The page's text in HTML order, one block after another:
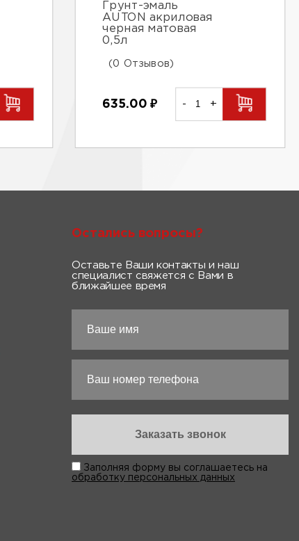
Грунт-эмаль
AUTON акриловая
черная матовая
0,5л
(0 Отзывов)
635.00₽ - +
Остались вопросы?
Оставьте Ваши контакты и наш
специалист свяжется с Вами в
ближайшее время
Заполняя форму вы соглашаетесь на
обработку персональных данных